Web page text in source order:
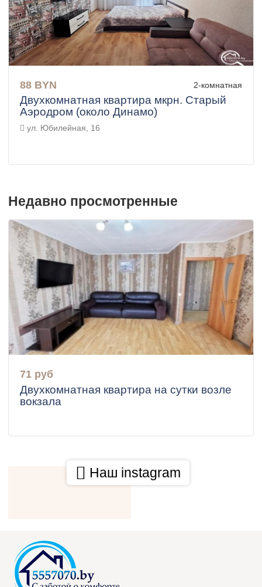
88 BYN 2-комнатная
Двухкомнатная квартира мкрн. Старый
Аэродром (около Динамо)
ул. Юбилейная, 16
Недавно просмотренные
71 руб
Двухкомнатная квартира на сутки возле
вокзала
Наш instagram